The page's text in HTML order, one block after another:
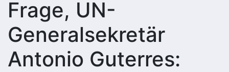
Frage, UN-
Generalsekretär
Antonio Guterres: